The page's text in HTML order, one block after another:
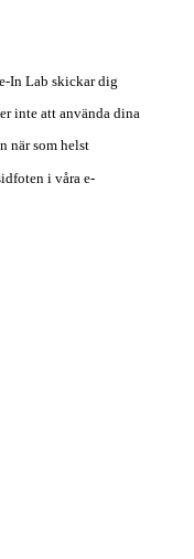
In Lab skickar dig
inte att använda dina
när som helst
i våra e-